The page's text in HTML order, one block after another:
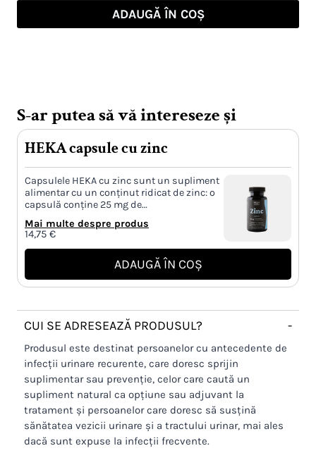
capsule
ADAUGĂ ÎN COȘ
S-ar putea să vă intereseze și
HEKA capsule cu zinc
Capsulele HEKA cu zinc sunt un supliment
alimentar cu un conținut ridicat de zinc: o
capsulă conține 25 mg de…
Mai multe despre produs
14,75 €
ADAUGĂ ÎN COȘ
CUI SE ADRESEAZĂ PRODUSUL? -
Produsul este destinat persoanelor cu antecedente de
infecții urinare recurente, care doresc sprijin
suplimentar sau prevenție, celor care caută un
supliment natural ca opțiune sau adjuvant la
tratament și persoanelor care doresc să susțină
sănătatea vezicii urinare și a tractului urinar, mai ales
dacă sunt expuse la infecții frecvente.